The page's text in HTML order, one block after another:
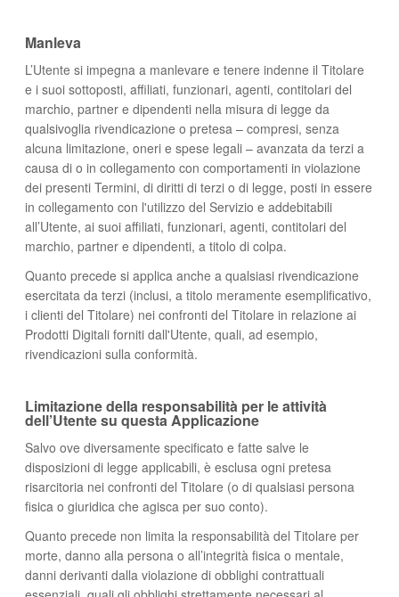
Manleva
L’Utente si impegna a manlevare e tenere indenne il Titolare
e i suoi sottoposti, affiliati, funzionari, agenti, contitolari del
marchio, partner e dipendenti nella misura di legge da
qualsivoglia rivendicazione o pretesa – compresi, senza
alcuna limitazione, oneri e spese legali – avanzata da terzi a
causa di o in collegamento con comportamenti in violazione
dei presenti Termini, di diritti di terzi o di legge, posti in essere
in collegamento con l'utilizzo del Servizio e addebitabili
all’Utente, ai suoi affiliati, funzionari, agenti, contitolari del
marchio, partner e dipendenti, a titolo di colpa.
Quanto precede si applica anche a qualsiasi rivendicazione
esercitata da terzi (inclusi, a titolo meramente esemplificativo,
i clienti del Titolare) nei confronti del Titolare in relazione ai
Prodotti Digitali forniti dall'Utente, quali, ad esempio,
rivendicazioni sulla conformità.
Limitazione della responsabilità per le attività
dell’Utente su questa Applicazione
Salvo ove diversamente specificato e fatte salve le
disposizioni di legge applicabili, è esclusa ogni pretesa
risarcitoria nei confronti del Titolare (o di qualsiasi persona
fisica o giuridica che agisca per suo conto).
Quanto precede non limita la responsabilità del Titolare per
morte, danno alla persona o all’integrità fisica o mentale,
danni derivanti dalla violazione di obblighi contrattuali